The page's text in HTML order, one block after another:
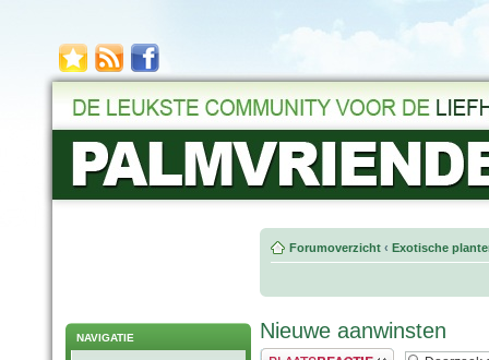
NAVIGATIE
Forumoverzicht ‹ Exotische
Nieuwe aanwinsten
Plaats een reactie